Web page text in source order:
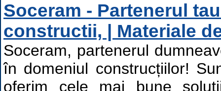
Soceram - Partenerul
constructii, | Materiale
Soceram, partenerul
în domeniul construcțiilor!
oferim cele mai bune